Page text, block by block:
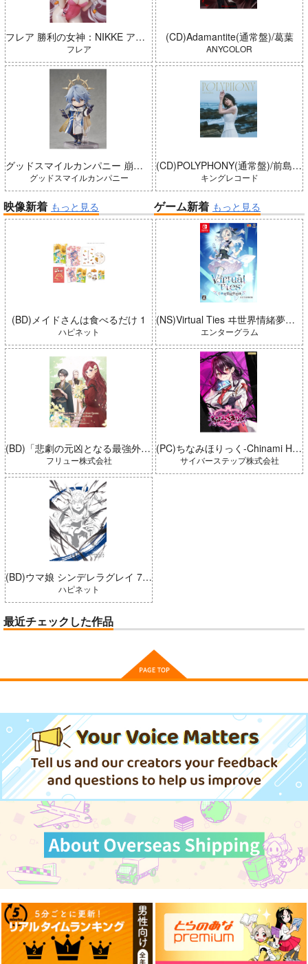
フレア 勝利の女神：NIKKE アリス：ワンダーランドバニー 完成品
フレア
グッドスマイルカンパニー 崩壊：スターレイル ねんどろいどどーる サンデー 完成品
グッドスマイルカンパニー
(CD)Adamantite(通常盤)/葛葉
ANYCOLOR
(CD)POLYPHONY(通常盤)/前島亜美
キングレコード
映像新着 もっと見る
(BD)メイドさんは食べるだけ 1
ハピネット
(BD)「悲劇の元凶となる最強外道ラスボス女王は民の為に尽くします。 Season2」BD-BOX 上巻
フリュー株式会社
(BD)ウマ娘 シンデレラグレイ 7 豪華版 (とらのあな限定版)
ハピネット
ゲーム新着 もっと見る
(NS)Virtual Ties ヰ世界情緒夢想曲 完全生産限定版
エンターグラム
(PC)ちなみほりっく-Chinami Holic 特典付き 限定ボックス
サイバーステップ株式会社
最近チェックした作品